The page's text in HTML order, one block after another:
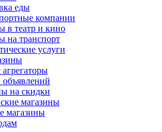
еды
компании
в театр и кино
на транспорт
услуги
объявлений
на скидки
магазины
магазины